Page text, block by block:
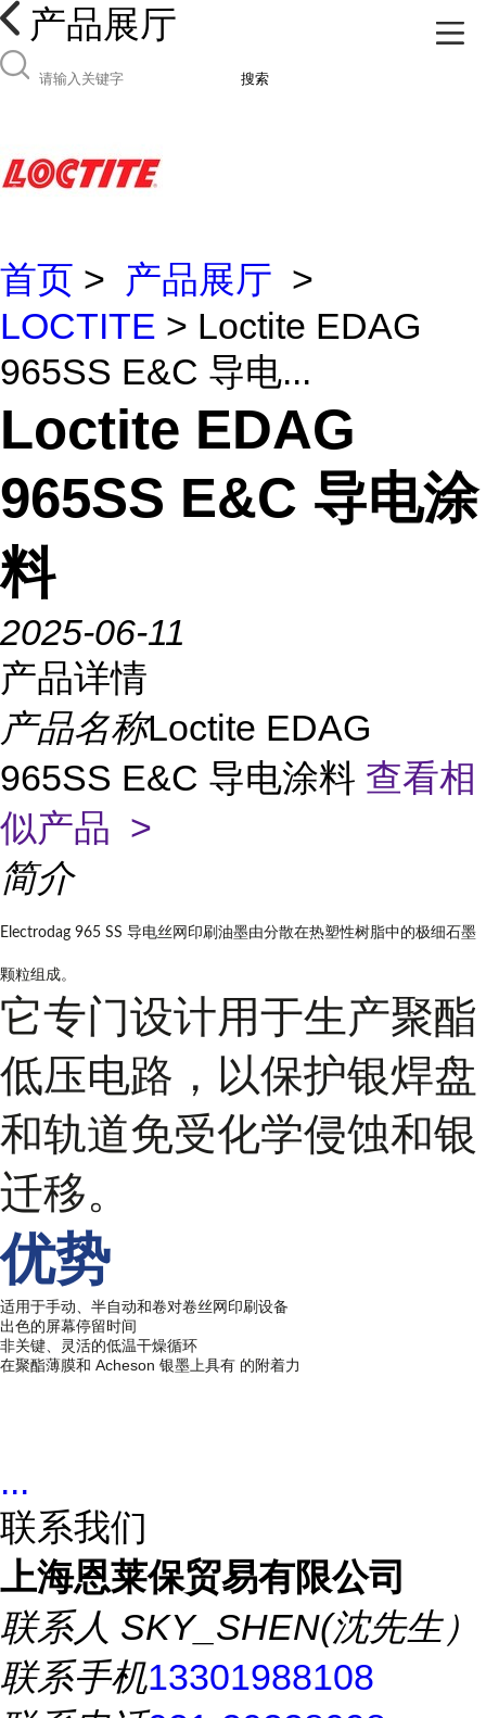
产品展厅
搜索
首页 > 产品展厅 >
LOCTITE > Loctite EDAG
965SS E&C 导电...
Loctite EDAG
965SS E&C 导电涂
料
2025-06-11
产品详情
产品名称Loctite EDAG
965SS E&C 导电涂料 查看相
似产品 >
简介
Electrodag 965 SS 导电丝网印刷油墨由分散在热塑性树脂中的极细石墨
颗粒组成。
它专门设计用于生产聚酯
低压电路，以保护银焊盘
和轨道免受化学侵蚀和银
迁移。
优势
适用于手动、半自动和卷对卷丝网印刷设备
出色的屏幕停留时间
非关键、灵活的低温干燥循环
在聚酯薄膜和 Acheson 银墨上具有 的附着力
...
联系我们
上海恩莱保贸易有限公司
联系人 SKY_SHEN(沈先生）
联系手机13301988108